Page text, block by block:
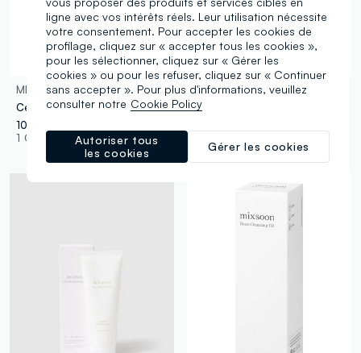
MIXSOON
Centella Mask Pack 25g*5ea
10,90 €
1 Couleurs
MIXSOON
ligne avec vos intérêts réels. Leur utilisation nécessite
votre consentement. Pour accepter les cookies de
profilage, cliquez sur « accepter tous les cookies »,
pour les sélectionner, cliquez sur « Gérer les
cookies » ou pour les refuser, cliquez sur « Continuer
sans accepter ». Pour plus d'informations, veuillez
consulter notre Cookie Policy
Gérer les cookies
Autoriser tous
les cookies